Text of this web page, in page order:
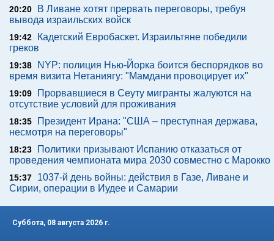
20:20
В Ливане хотят прервать переговоры, требуя
вывода израильских войск
19:42
Кадетский Евробаскет. Израильтяне победили
греков
19:38
NYP: полиция Нью-Йорка боится беспорядков во
время визита Нетаниягу: "Мамдани провоцирует их"
19:09
Прорвавшиеся в Сеуту мигранты жалуются на
отсутствие условий для проживания
18:35
Президент Ирана: "США – преступная держава,
несмотря на переговоры"
18:23
Политики призывают Испанию отказаться от
проведения чемпионата мира 2030 совместно с Марокко
15:37
1037-й день войны: действия в Газе, Ливане и
Сирии, операции в Иудее и Самарии
Суббота, 08 августа 2026 г.